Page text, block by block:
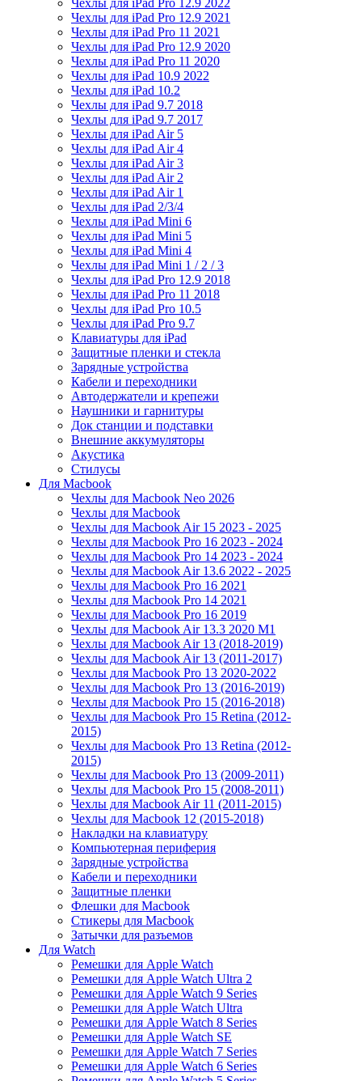
Чехлы для iPad Pro 12.9 2022
Чехлы для iPad Pro 12.9 2021
Чехлы для iPad Pro 11 2021
Чехлы для iPad Pro 12.9 2020
Чехлы для iPad Pro 11 2020
Чехлы для iPad 10.9 2022
Чехлы для iPad 10.2
Чехлы для iPad 9.7 2018
Чехлы для iPad 9.7 2017
Чехлы для iPad Air 5
Чехлы для iPad Air 4
Чехлы для iPad Air 3
Чехлы для iPad Air 2
Чехлы для iPad Air 1
Чехлы для iPad 2/3/4
Чехлы для iPad Mini 6
Чехлы для iPad Mini 5
Чехлы для iPad Mini 4
Чехлы для iPad Mini 1 / 2 / 3
Чехлы для iPad Pro 12.9 2018
Чехлы для iPad Pro 11 2018
Чехлы для iPad Pro 10.5
Чехлы для iPad Pro 9.7
Клавиатуры для iPad
Защитные пленки и стекла
Зарядные устройства
Кабели и переходники
Автодержатели и крепежи
Наушники и гарнитуры
Док станции и подставки
Внешние аккумуляторы
Акустика
Стилусы
Для Macbook
Чехлы для Macbook Neo 2026
Чехлы для Macbook
Чехлы для Macbook Air 15 2023 - 2025
Чехлы для Macbook Pro 16 2023 - 2024
Чехлы для Macbook Pro 14 2023 - 2024
Чехлы для Macbook Air 13.6 2022 - 2025
Чехлы для Macbook Pro 16 2021
Чехлы для Macbook Pro 14 2021
Чехлы для Macbook Pro 16 2019
Чехлы для Macbook Air 13.3 2020 M1
Чехлы для Macbook Air 13 (2018-2019)
Чехлы для Macbook Air 13 (2011-2017)
Чехлы для Macbook Pro 13 2020-2022
Чехлы для Macbook Pro 13 (2016-2019)
Чехлы для Macbook Pro 15 (2016-2018)
Чехлы для Macbook Pro 15 Retina (2012-
2015)
Чехлы для Macbook Pro 13 Retina (2012-
2015)
Чехлы для Macbook Pro 13 (2009-2011)
Чехлы для Macbook Pro 15 (2008-2011)
Чехлы для Macbook Air 11 (2011-2015)
Чехлы для Macbook 12 (2015-2018)
Накладки на клавиатуру
Компьютерная периферия
Зарядные устройства
Кабели и переходники
Защитные пленки
Флешки для Macbook
Стикеры для Macbook
Затычки для разъемов
Для Watch
Ремешки для Apple Watch
Ремешки для Apple Watch Ultra 2
Ремешки для Apple Watch 9 Series
Ремешки для Apple Watch Ultra
Ремешки для Apple Watch 8 Series
Ремешки для Apple Watch SE
Ремешки для Apple Watch 7 Series
Ремешки для Apple Watch 6 Series